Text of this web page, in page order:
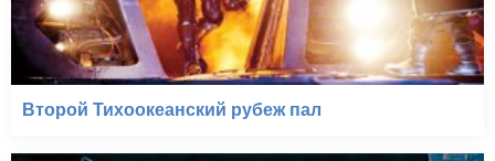
Второй Тихоокеанский рубеж пал